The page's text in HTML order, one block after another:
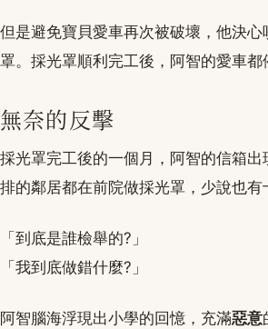
但是避免寶貝愛車再次被破壞，他決
罩。採光罩順利完工後，阿智的愛車
無奈的反擊
採光罩完工後的一個月，阿智的信箱出
排的鄰居都在前院做採光罩，少說也有
「到底是誰檢舉的?」
「我到底做錯什麼?」
阿智腦海浮現出小學的回憶，充滿惡意